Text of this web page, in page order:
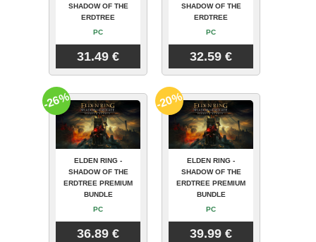
SHADOW OF THE
ERDTREE
PC
31.49 €
SHADOW OF THE
ERDTREE
PC
32.59 €
ELDEN RING -
SHADOW OF THE
ERDTREE PREMIUM
BUNDLE
PC
36.89 €
-26%
ELDEN RING -
SHADOW OF THE
ERDTREE PREMIUM
BUNDLE
PC
39.99 €
-20%